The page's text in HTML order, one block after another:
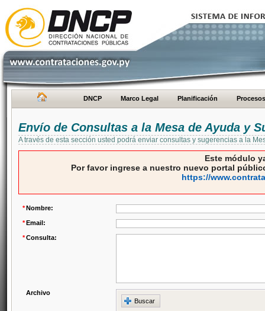
DNCP Marco Legal Planificación Procesos
Envío de Consultas a la Mesa de Ayuda y
A través de esta sección usted podrá enviar consultas y sugerencias a la
Este módulo
Por favor ingrese a nuestro nuevo portal
https://
*Nombre:
*Email:
*Consulta:
Archivo
Buscar